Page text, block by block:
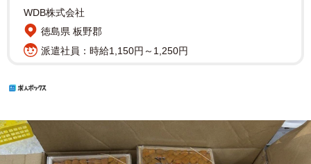
WDB株式会社
徳島県 板野郡
派遣社員：時給1,150円～1,250円